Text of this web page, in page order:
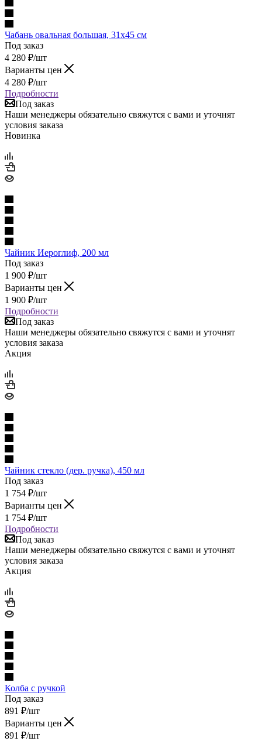
Чабань овальная большая, 31х45 см
Под заказ
4 280 ₽/шт
Варианты цен
4 280 ₽/шт
Подробности
Под заказ
Наши менеджеры обязательно свяжутся с вами и уточнят
условия заказа
Новинка
Чайник Иероглиф, 200 мл
Под заказ
1 900 ₽/шт
Варианты цен
1 900 ₽/шт
Подробности
Под заказ
Наши менеджеры обязательно свяжутся с вами и уточнят
условия заказа
Акция
Чайник стекло (дер. ручка), 450 мл
Под заказ
1 754 ₽/шт
Варианты цен
1 754 ₽/шт
Подробности
Под заказ
Наши менеджеры обязательно свяжутся с вами и уточнят
условия заказа
Акция
Колба с ручкой
Под заказ
891 ₽/шт
Варианты цен
891 ₽/шт